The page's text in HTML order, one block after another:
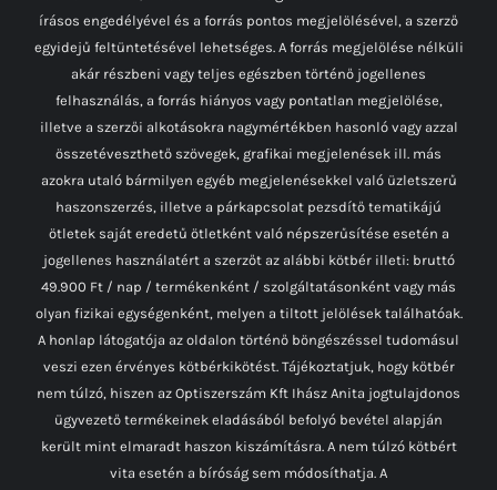
írásos engedélyével és a forrás pontos megjelölésével, a szerző
egyidejű feltüntetésével lehetséges. A forrás megjelölése nélküli
akár részbeni vagy teljes egészben történő jogellenes
felhasználás, a forrás hiányos vagy pontatlan megjelölése,
illetve a szerzői alkotásokra nagymértékben hasonló vagy azzal
összetéveszthető szövegek, grafikai megjelenések ill. más
azokra utaló bármilyen egyéb megjelenésekkel való üzletszerű
haszonszerzés, illetve a párkapcsolat pezsdítő tematikájú
ötletek saját eredetű ötletként való népszerűsítése esetén a
jogellenes használatért a szerzőt az alábbi kötbér illeti: bruttó
49.900 Ft / nap / termékenként / szolgáltatásonként vagy más
olyan fizikai egységenként, melyen a tiltott jelölések találhatóak.
A honlap látogatója az oldalon történő böngészéssel tudomásul
veszi ezen érvényes kötbérkikötést. Tájékoztatjuk, hogy kötbér
nem túlzó, hiszen az Optiszerszám Kft Ihász Anita jogtulajdonos
ügyvezető termékeinek eladásából befolyó bevétel alapján
került mint elmaradt haszon kiszámításra. A nem túlzó kötbért
vita esetén a bíróság sem módosíthatja. A